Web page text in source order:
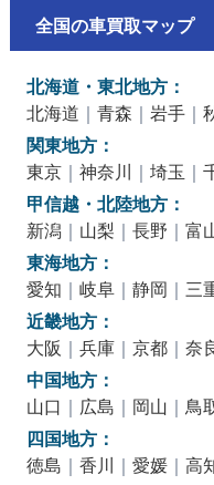
全国の車買取マップ
北海道・東北地方：
北海道 ｜ 青森 ｜ 岩手｜
関東地方：
東京｜ 神奈川 ｜ 埼玉 ｜
甲信越・北陸地方：
新潟 ｜ 山梨 ｜ 長野 ｜ 富
東海地方：
愛知 ｜ 岐阜 ｜ 静岡 ｜ 三
近畿地方：
大阪 ｜ 兵庫｜ 京都｜ 奈
中国地方：
山口 ｜ 広島 ｜ 岡山 ｜ 鳥
四国地方：
徳島 ｜ 香川 ｜ 愛媛｜ 高